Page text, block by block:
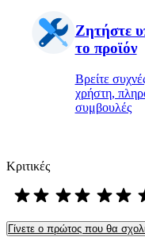
Ζητήστε
το προϊόν
Βρείτε
χρήστη,
συμβουλές
Κριτικές
Γίνετε ο πρώτος που θα